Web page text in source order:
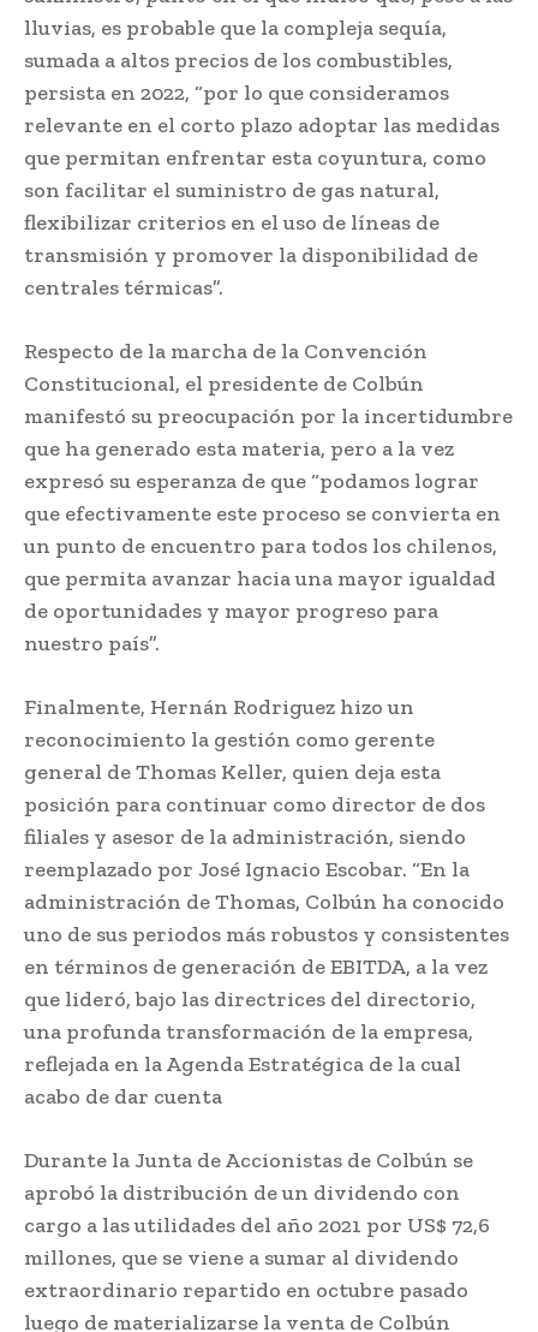
lluvias, es probable que la compleja sequía,
sumada a altos precios de los combustibles,
persista en 2022, “por lo que consideramos
relevante en el corto plazo adoptar las medidas
que permitan enfrentar esta coyuntura, como
son facilitar el suministro de gas natural,
flexibilizar criterios en el uso de líneas de
transmisión y promover la disponibilidad de
centrales térmicas”.
Respecto de la marcha de la Convención
Constitucional, el presidente de Colbún
manifestó su preocupación por la incertidumbre
que ha generado esta materia, pero a la vez
expresó su esperanza de que “podamos lograr
que efectivamente este proceso se convierta en
un punto de encuentro para todos los chilenos,
que permita avanzar hacia una mayor igualdad
de oportunidades y mayor progreso para
nuestro país”.
Finalmente, Hernán Rodriguez hizo un
reconocimiento la gestión como gerente
general de Thomas Keller, quien deja esta
posición para continuar como director de dos
filiales y asesor de la administración, siendo
reemplazado por José Ignacio Escobar. “En la
administración de Thomas, Colbún ha conocido
uno de sus periodos más robustos y consistentes
en términos de generación de EBITDA, a la vez
que lideró, bajo las directrices del directorio,
una profunda transformación de la empresa,
reflejada en la Agenda Estratégica de la cual
acabo de dar cuenta
Durante la Junta de Accionistas de Colbún se
aprobó la distribución de un dividendo con
cargo a las utilidades del año 2021 por US$ 72,6
millones, que se viene a sumar al dividendo
extraordinario repartido en octubre pasado
luego de materializarse la venta de Colbún